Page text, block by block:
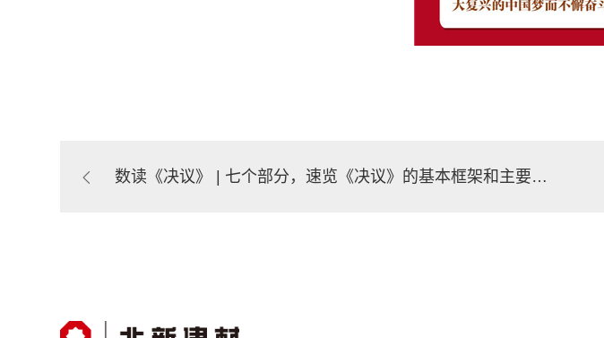
数读《决议》 | 七个部分，速览《决议》的基本框架和主要内容